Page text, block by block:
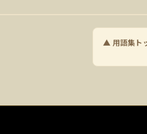
▲ 用語集ト